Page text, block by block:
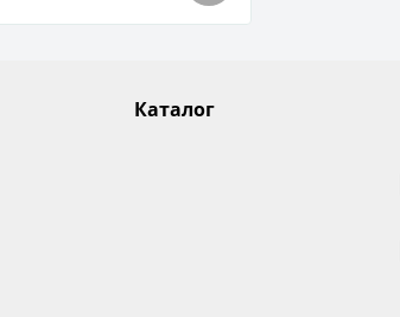
Каталог